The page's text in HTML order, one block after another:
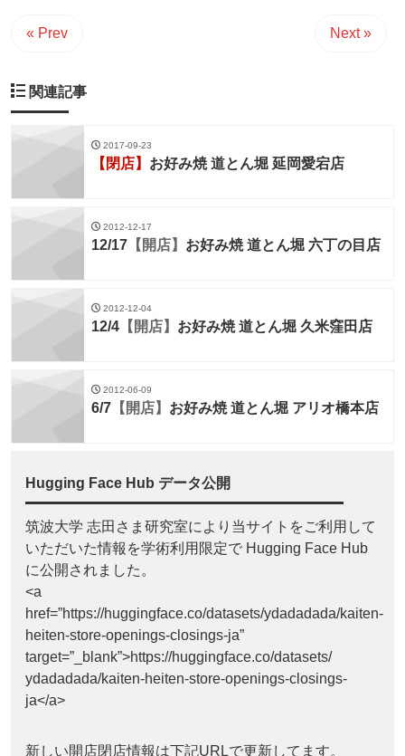
« Prev Next »
関連記事
2017-09-23
【閉店】 お好み焼 道とん堀 延岡愛宕店
2012-12-17
12/17 【開店】 お好み焼 道とん堀 六丁の目店
2012-12-04
12/4 【開店】 お好み焼 道とん堀 久米窪田店
2012-06-09
6/7 【開店】 お好み焼 道とん堀 アリオ橋本店
Hugging Face Hub データ公開
筑波大学 志田さま研究室により当サイトをご利用して
いただいた情報を学術利用限定で Hugging Face Hub
に公開されました。
<a
href=”https://huggingface.co/datasets/ydadadada/kaiten-
heiten-store-openings-closings-ja”
target=”_blank”>https://huggingface.co/datasets/
ydadadada/kaiten-heiten-store-openings-closings-
ja</a>
新しい開店閉店情報は下記URLで更新してます。